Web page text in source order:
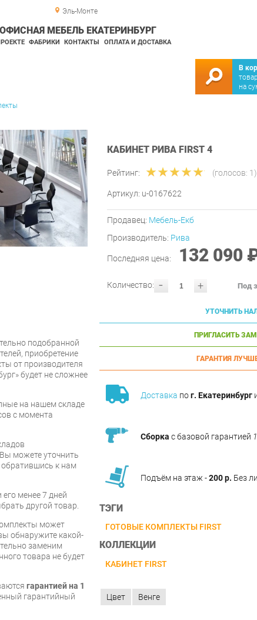
Эль-Монте
ОФИСНАЯ МЕБЕЛЬ ЕКАТЕРИНБУРГ
ФАБРИКИ КОНТАКТЫ ОПЛАТА И ДОСТАВКА
В
на
КАБИНЕТ РИВА FIRST 4
Рейтинг: (голосов: 1)
Артикул: u-0167622
Продавец: Мебель-Екб
Производитель: Рива
Последняя цена: 132 090
- +
Количество: Под
УТОЧНИТЬ
ПРИГЛАСИТЬ
ГАРАНТИЯ
Доставка пог. Екатеринбург
Сборка с базовой гарантией
Подъём на этаж -200 р. Без
ТЭГИ
ГОТОВЫЕ КОМПЛЕКТЫ FIRST
КОЛЛЕКЦИИ
КАБИНЕТ FIRST
подобранной
приобретение
от производителя
будет не сложнее
на нашем складе
с момента
можете уточнить
обратившись к нам
менее 7 дней
другой товар.
может
обнаружите какой-
заменим
товара не будет
гарантией на 1
гарантийный
Цвет Венге